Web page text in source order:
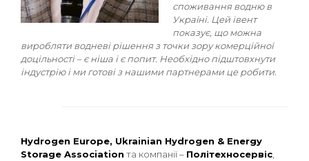
споживання водню в
Україні. Цей івент
показує, що можна
виробляти водневі рішення з точки зору комерційної
доцільності – є ніша і є попит. Необхідно підштовхнути
індустрію і ми готові з нашими партнерами це робити.
Hydrogen Europe, Ukrainian Hydrogen & Energy
Storage Association та компанії – Політехносервіс